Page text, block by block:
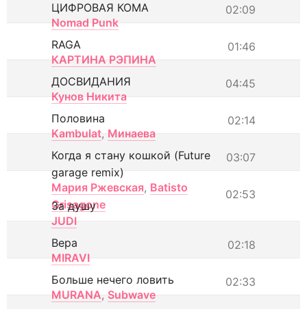
02:09
ЦИФРОВАЯ КОМА
Nomad Punk
01:46
RAGA
КАРТИНА РЭПИНА
04:45
ДОСВИДАНИЯ
Кунов Никита
02:14
Половина
Kambulat, Минаева
03:07
Когда я стану кошкой (Future
garage remix)
Мария Ржевская, Batisto
Grisagone
02:53
За душу
JUDI
02:18
Вера
MIRAVI
02:33
Больше нечего ловить
MURANA, Subwave